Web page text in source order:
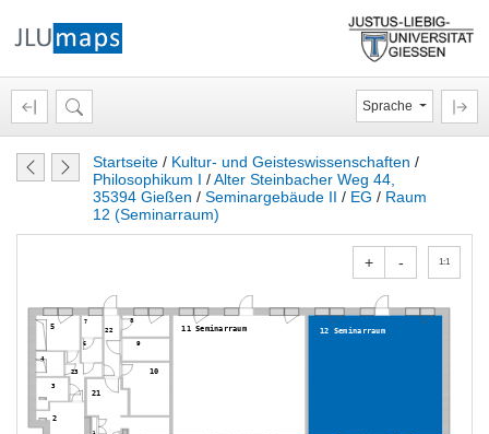
Sprache
Startseite / Kultur- und Geisteswissenschaften /
Philosophikum I /Alter Steinbacher Weg 44,
35394 Gießen / Seminargebäude II / EG / Raum
12 (Seminarraum)
3
10
21
11 Seminarraum
6
1
5
12 Seminarraum
7
22
8
23
9
4
2
+ - 1:1